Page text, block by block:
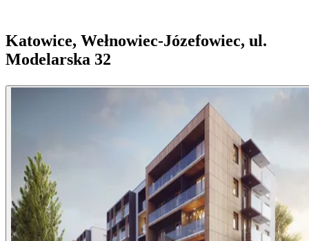
Katowice, Wełnowiec-Józefowiec, ul.
Modelarska 32